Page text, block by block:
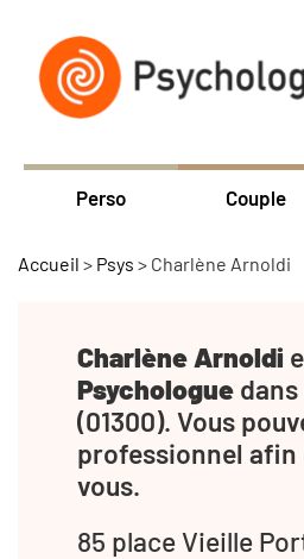
Perso Couple
Accueil > Psys > Charlène Arnoldi
Charlène Arnoldi
Psychologue
(01300). Vous
professionnel afin
vous.
85 place Vieille